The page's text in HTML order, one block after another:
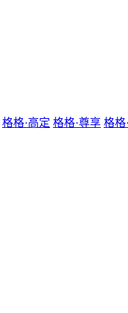
格格·高定 格格·尊享 格格